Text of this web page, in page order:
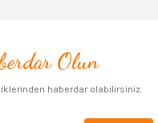
Olun
haberdar olabilirsiniz.